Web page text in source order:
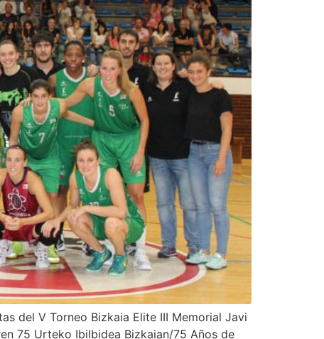
del V Torneo Bizkaia Elite III Memorial Javi
75 Urteko Ibilbidea Bizkaian/75 Años de